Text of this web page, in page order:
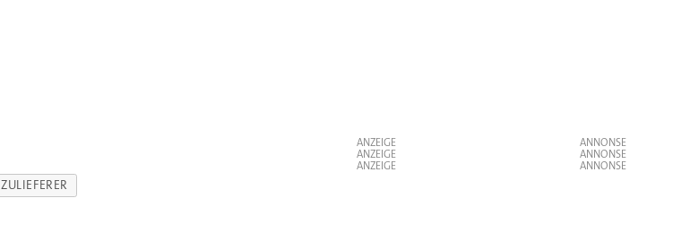
ANZEIGE
ANZEIGE
ANZEIGE
ZULIEFERER